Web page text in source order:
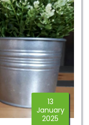
13
January
2025